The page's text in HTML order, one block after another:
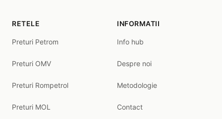
RETELE
Preturi Petrom
Preturi OMV
Preturi Rompetrol
Preturi MOL
INFORMATII
Info hub
Despre noi
Metodologie
Contact